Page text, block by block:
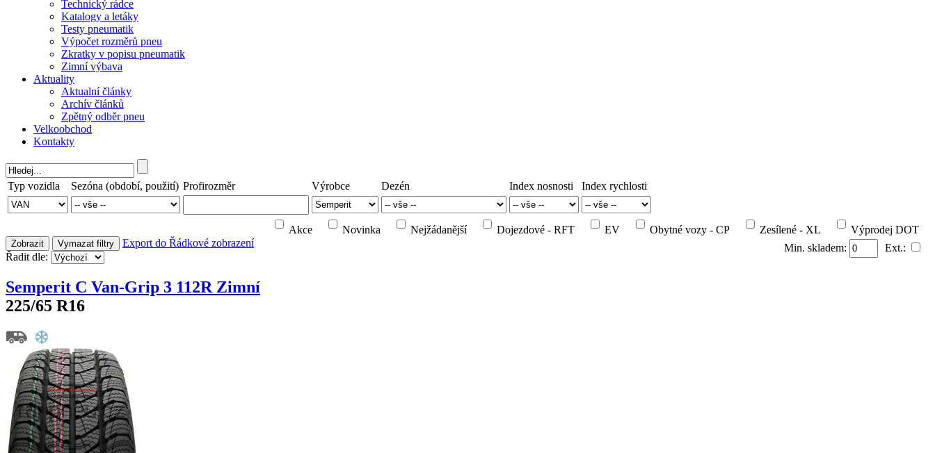
Technický rádce
Katalogy a letáky
Testy pneumatik
Výpočet rozměrů pneu
Zkratky v popisu pneumatik
Zimní výbava
Aktuality
Aktualní články
Archív článků
Zpětný odběr pneu
Velkoobchod
Kontakty
Typ vozidla Sezóna (období, použití) Profirozměr Výrobce Dezén Index nosnosti Index rychlosti
Akce Novinka Nejžádanější Dojezdové - RFT EV Obytné vozy - CP Zesílené - XL Výprodej DOT
Zobrazit Vymazat filtry Export do Ext.:
Min. skladem:
Řádkové zobrazení
Řadit dle:
Semperit C Van-Grip 3 112R Zimní
225/65 R16